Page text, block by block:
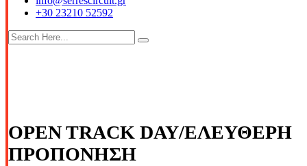
+30 23210 52592
OPEN TRACK DAY/ΕΛΕΥΘΕΡΗ
ΠΡΟΠΟΝΗΣΗ